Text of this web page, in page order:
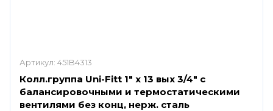
Артикул: 451B4313
Колл.группа Uni-Fitt 1" х 13 вых 3/4" с
балансировочными и термостатическими
вентилями без конц, нерж. cталь